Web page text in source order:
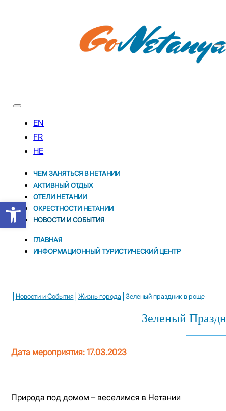
Открыть панель инструментов
ЧЕМ ЗАНЯТЬСЯ В НЕТАНИИ
АКТИВНЫЙ ОТДЫХ
ОТЕЛИ НЕТАНИИ
ОКРЕСТНОСТИ НЕТАНИИ
НОВОСТИ И CОБЫТИЯ
ГЛАВНАЯ
ИНФОРМАЦИОННЫЙ ТУРИСТИЧЕСКИЙ ЦЕНТР
| Новости и Cобытия | Жизнь города | Зеленый праздник в роще
Зеленый
Дата мероприятия: 17.03.2023
Природа под домом – веселимся в Нетании